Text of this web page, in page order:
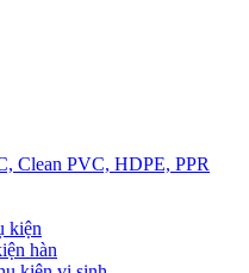
Clean PVC, HDPE, PPR
kiện
hàn